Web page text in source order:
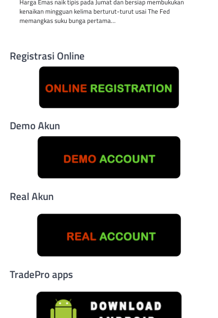
Harga Emas naik tipis pada Jumat dan bersiap membukukan
kenaikan mingguan kelima berturut-turut usai The Fed
memangkas suku bunga pertama…
Registrasi Online
Demo Akun
Real Akun
TradePro apps